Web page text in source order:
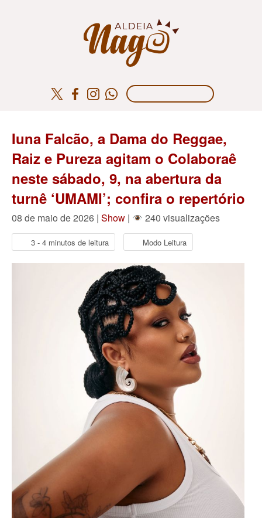
Iuna Falcão, a Dama do Reggae,
Raiz e Pureza agitam o Colaboraê
neste sábado, 9, na abertura da
turnê ‘UMAMI’; confira o repertório
08 de maio de 2026 | Show | 240 visualizações
3 - 4 minutos de leitura Modo Leitura